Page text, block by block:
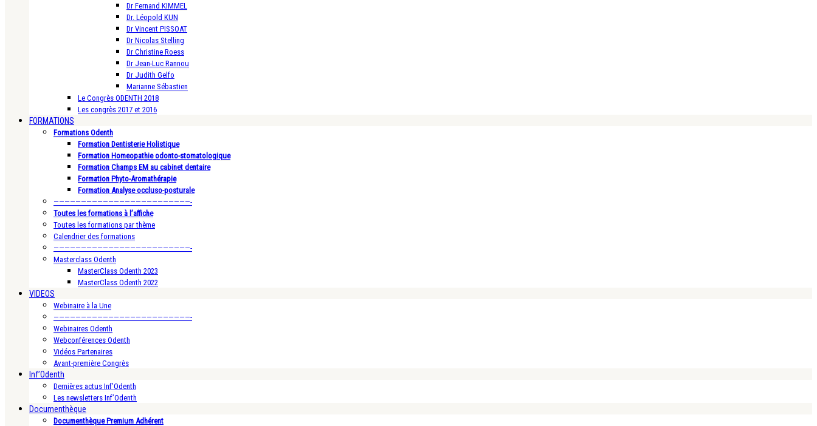
Dr Fernand KIMMEL
Dr. Léopold KUN
Dr Vincent PISSOAT
Dr Nicolas Stelling
Dr Christine Roess
Dr Jean-Luc Rannou
Dr Judith Gelfo
Marianne Sébastien
Le Congrès ODENTH 2018
Les congrès 2017 et 2016
FORMATIONS
Formations Odenth
Formation Dentisterie Holistique
Formation Homeopathie odonto-stomatologique
Formation Champs EM au cabinet dentaire
Formation Phyto-Aromathérapie
Formation Analyse occluso-posturale
—————————————————————————-
Toutes les formations à l’affiche
Toutes les formations par thème
Calendrier des formations
—————————————————————————-
Masterclass Odenth
MasterClass Odenth 2023
MasterClass Odenth 2022
VIDEOS
Webinaire à la Une
—————————————————————————-
Webinaires Odenth
Webconférences Odenth
Vidéos Partenaires
Avant-première Congrès
Inf’Odenth
Dernières actus Inf’Odenth
Les newsletters Inf’Odenth
Documenthèque
Documenthèque Premium Adhérent